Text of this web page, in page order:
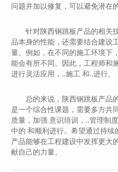
问题并加以修复，可以避免潜在
针对陕西钢跳板产品的相关
品本身的性能，还需要结合建设
量。例如，在不同的施工环境下
能会有所不同。因此，工程师和
进行灵活应用，..施工 和..进行。
总的来说，陕西钢跳板产品
是一个综合性课题，需要多方共
质量，加强 意识培训，..管理制
中的 和顺利进行。希望通过持续
产品能够在工程建设中发挥更大
献自己的力量。